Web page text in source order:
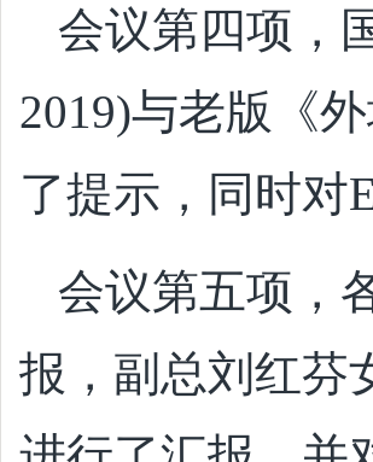
会议第四项，
2019)与老版《
了提示，同时对
会议第五项，
报，副总刘红芬